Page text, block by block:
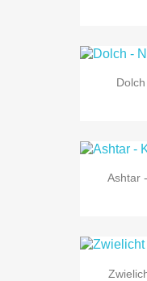
Ashtar